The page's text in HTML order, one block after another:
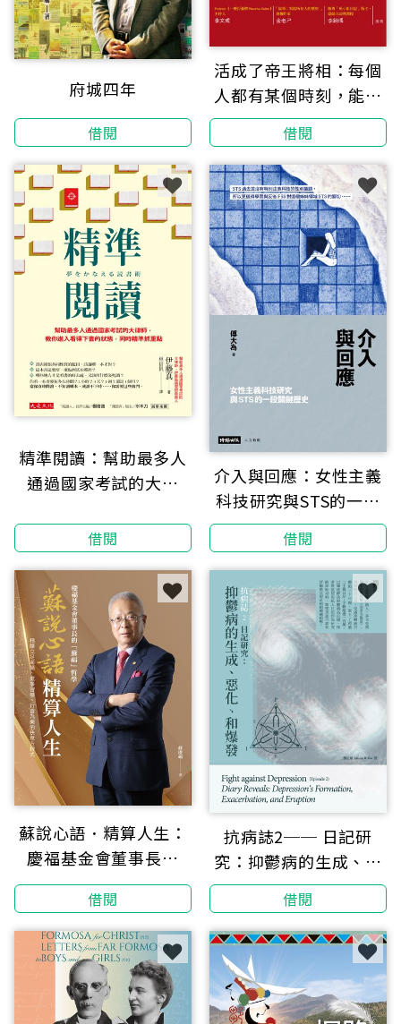
府城四年
借閱
活成了帝王將相：每個
人都有某個時刻，能和
權與利非常靠近，你怎
麼選擇眼前的路？看38
位將相帝王，洞悉人生
成敗模式
借閱
精準閱讀：幫助最多人
通過國家考試的大律
的狀態，同時精準抓重
點
借閱
介入與回應：女性主義
科技研究與STS的一段
關鍵歷史
借閱
蘇說心語．精算人生：
慶福基金會董事長的
「蘇福」哲學
借閱
抗病誌2── 日記研
究：抑鬱病的生成、惡
化、和爆發 Fight
against Depression
(Episode 2) Diary
Reveals:
Depression`s
Formation
借閱